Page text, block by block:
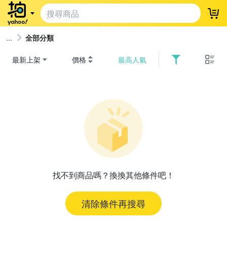
登
全部分類
最新上架 價格 最高人氣
找不到商品嗎？換換其他條件吧！
清除條件再搜尋